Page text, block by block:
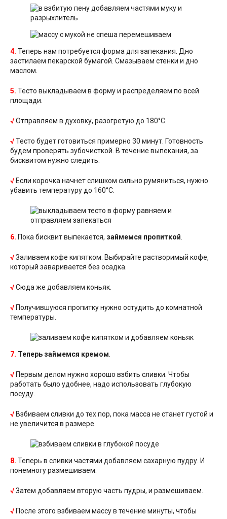
4. Теперь нам потребуется форма для запекания. Дно
застилаем пекарской бумагой. Смазываем стенки и дно
маслом.
5. Тесто выкладываем в форму и распределяем по всей
площади.
√Отправляем в духовку, разогретую до 180°С.
√Тесто будет готовиться примерно 30 минут. Готовность
будем проверять зубочисткой. В течение выпекания, за
бисквитом нужно следить.
√ Если корочка начнет слишком сильно румяниться, нужно
убавить температуру до 160°С.
6. Пока бисквит выпекается, займемся пропиткой.
√Заливаем кофе кипятком. Выбирайте растворимый кофе,
который заваривается без осадка.
√Сюда же добавляем коньяк.
√ Получившуюся пропитку нужно остудить до комнатной
температуры.
7. Теперь займемся кремом.
√ Первым делом нужно хорошо взбить сливки. Чтобы
работать было удобнее, надо использовать глубокую
посуду.
√ Взбиваем сливки до тех пор, пока масса не станет густой и
не увеличится в размере.
8. Теперь в сливки частями добавляем сахарную пудру. И
понемногу размешиваем.
√Затем добавляем вторую часть пудры, и размешиваем.
√ После этого взбиваем массу в течение минуты, чтобы